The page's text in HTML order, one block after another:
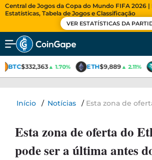
Central de Jogos da Copa do Mundo FIFA 2026 |
Estatísticas, Tabela de Jogos e Classificação
VER ESTATÍSTICAS DA
BTC$332,363▲ 1.70% ETH$9,889▲ 2.11%
Início / Notícias / Esta zona de
Esta zona de oferta do
pode ser a última antes